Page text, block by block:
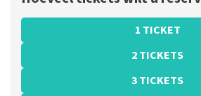
1 TICKET
2 TICKETS
3 TICKETS